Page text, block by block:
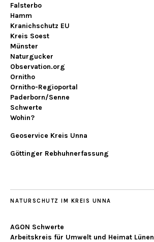
Falsterbo
Hamm
Kranichschutz EU
Kreis Soest
Münster
Naturgucker
Observation.org
Ornitho
Ornitho-Regioportal
Paderborn/Senne
Schwerte
Wohin?
Geoservice Kreis Unna
Göttinger Rebhuhnerfassung
NATURSCHUTZ IM KREIS UNNA
AGON Schwerte
Arbeitskreis für Umwelt und Heimat Lünen